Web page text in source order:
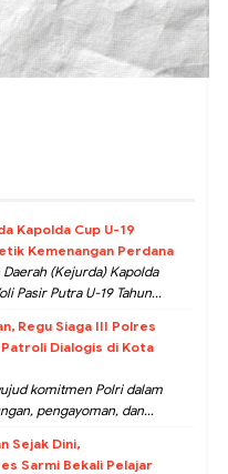
Kapolda Cup U-19
Kemenangan Perdana
(Kejurda) Kapolda
Pasir Putra U-19 Tahun...
Regu Siaga III Polres
Dialogis di Kota
komitmen Polri dalam
pengayoman, dan...
Sejak Dini,
Sarmi Bekali Pelajar